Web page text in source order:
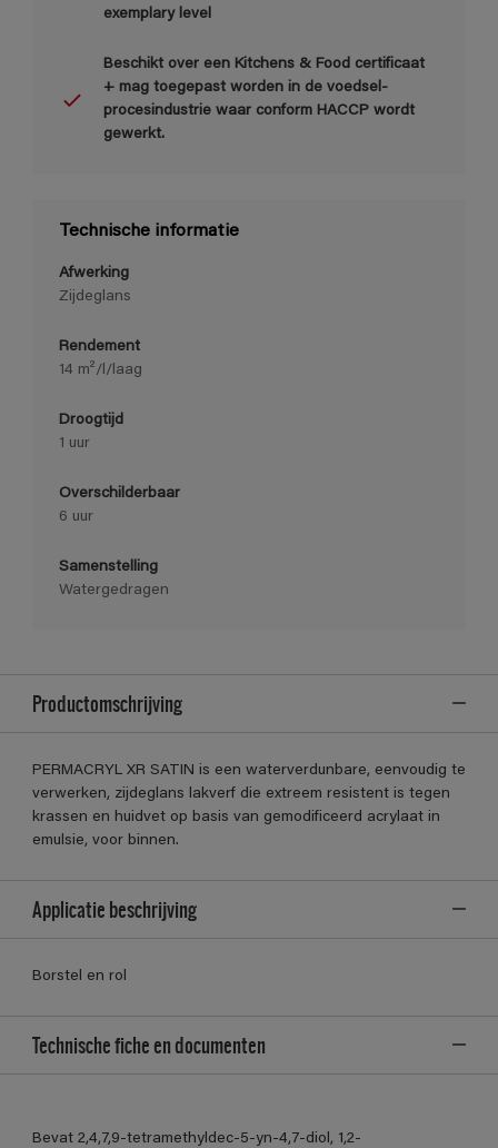
exemplary level
Beschikt over een Kitchens & Food certificaat
+ mag toegepast worden in de voedsel-
procesindustrie waar conform HACCP wordt
gewerkt.
Technische informatie
Afwerking
Zijdeglans
Rendement
14 m²/l/laag
Droogtijd
1 uur
Overschilderbaar
6 uur
Samenstelling
Watergedragen
Productomschrijving
PERMACRYL XR SATIN is een waterverdunbare, eenvoudig te
verwerken, zijdeglans lakverf die extreem resistent is tegen
krassen en huidvet op basis van gemodificeerd acrylaat in
emulsie, voor binnen.
Applicatie beschrijving
Borstel en rol
Technische fiche en documenten
Bevat 2,4,7,9-tetramethyldec-5-yn-4,7-diol, 1,2-